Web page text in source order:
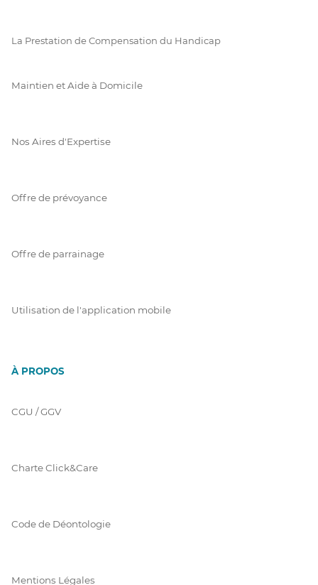
La Prestation de Compensation du Handicap
Maintien et Aide à Domicile
Nos Aires d'Expertise
Offre de prévoyance
Offre de parrainage
Utilisation de l'application mobile
À PROPOS
CGU / GGV
Charte Click&Care
Code de Déontologie
Mentions Légales